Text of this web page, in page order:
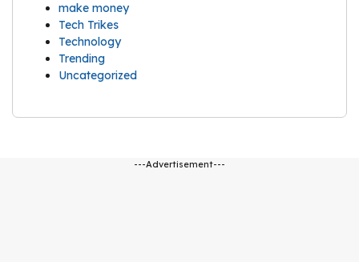
make money
Tech Trikes
Technology
Trending
Uncategorized
---Advertisement---